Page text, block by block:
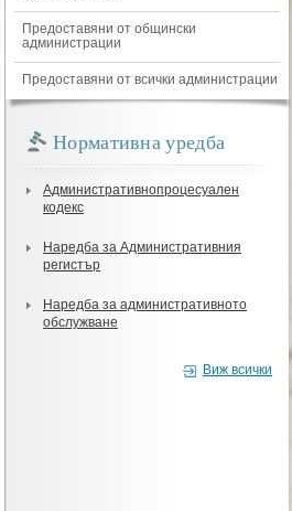
Предоставяни от общински
администрации
Предоставяни от всички администрации
Нормативна уредба
Административнопроцесуален
кодекс
Наредба за Административния
регистър
Наредба за административното
обслужване
Виж всички